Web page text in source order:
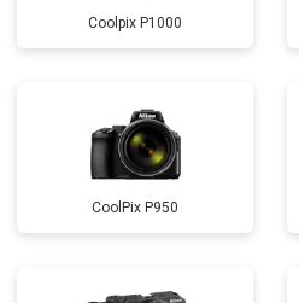
Coolpix P1000
CoolPix P950